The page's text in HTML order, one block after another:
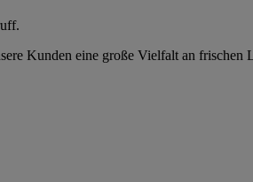
Kunden eine große Vielfalt an